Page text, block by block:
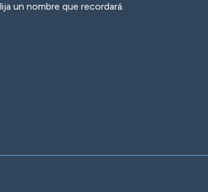
un nombre que recordará.